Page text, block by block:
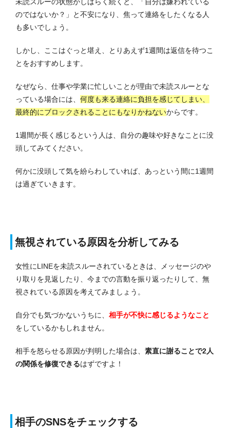
のではないか？」と不安になり、焦って連絡をしたくなる人
も多いでしょう。
しかし、ここはぐっと堪え、とりあえず1週間は返信を待つこ
とをおすすめします。
なぜなら、仕事や学業に忙しいことが理由で未読スルーとな
っている場合には、 何度も来る連絡に負担を感じてしまい、
最終的にブロックされることにもなりかねないからです。
1週間が長く感じるという人は、自分の趣味や好きなことに没
頭してみてください。
何かに没頭して気を紛らわしていれば、あっという間に1週間
は過ぎていきます。
無視されている原因を分析してみる
女性にLINEを未読スルーされているときは、メッセージのや
り取りを見返したり、今までの言動を振り返ったりして、無
視されている原因を考えてみましょう。
自分でも気づかないうちに、 相手が不快に感じるようなこと
をしているかもしれません。
相手を怒らせる原因が判明した場合は、 素直に謝ることで2人
の関係を修復できるはずですよ！
相手のSNSをチェックする